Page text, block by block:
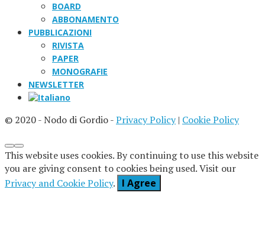
BOARD
ABBONAMENTO
PUBBLICAZIONI
RIVISTA
PAPER
MONOGRAFIE
NEWSLETTER
© 2020 - Nodo di Gordio -Privacy Policy| Cookie Policy
This website uses cookies. By continuing to use this website
you are giving consent to cookies being used. Visit our
Privacy and Cookie Policy. I Agree